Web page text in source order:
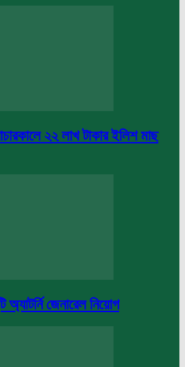
২২ লাখ টাকার ইলিশ মাছ
অ্যাটর্নি জেনারেল নিয়োগ